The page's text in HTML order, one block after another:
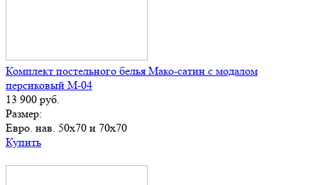
Комплект постельного белья Мако-сатин с модалом
персиковый М-04
13 900 руб.
Размер:
Евро. нав. 50х70 и 70х70
Купить